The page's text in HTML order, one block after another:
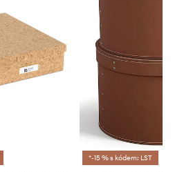
*-15 % s kódem: LST